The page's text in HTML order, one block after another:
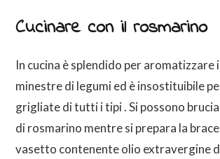
Cucinare con il rosmarino
In cucina è splendido per aromatizzare
minestre di legumi ed è insostituibile
grigliate di tutti i tipi . Si possono
di rosmarino mentre si prepara la
vasetto contenente olio extravergine